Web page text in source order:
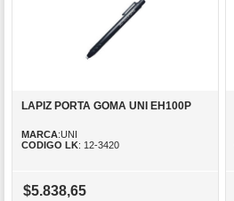
LAPIZ PORTA GOMA UNI EH100P
MARCA:UNI
CODIGO LK: 12-3420
$5.838,65